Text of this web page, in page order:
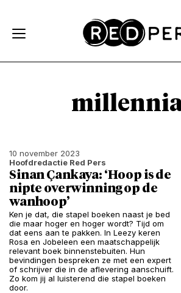
10 november 2023
Hoofdredactie Red Pers
Sinan Çankaya: ‘Hoop is de
nipte overwinning op de
wanhoop’
Ken je dat, die stapel boeken naast je bed
die maar hoger en hoger wordt? Tijd om
dat eens aan te pakken. In Leezy keren
Rosa en Jobeleen een maatschappelijk
relevant boek binnenstebuiten. Hun
bevindingen bespreken ze met een expert
of schrijver die in de aflevering aanschuift.
Zo kom jij al luisterend die stapel boeken
door.